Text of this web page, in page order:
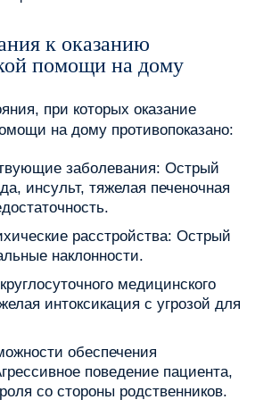
к оказанию
помощи на дому
при которых оказание
на дому противопоказано:
заболевания: Острый
инсульт, тяжелая печеночная
расстройства: Острый
наклонности.
медицинского
интоксикация с угрозой для
обеспечения
поведение пациента,
со стороны родственников.